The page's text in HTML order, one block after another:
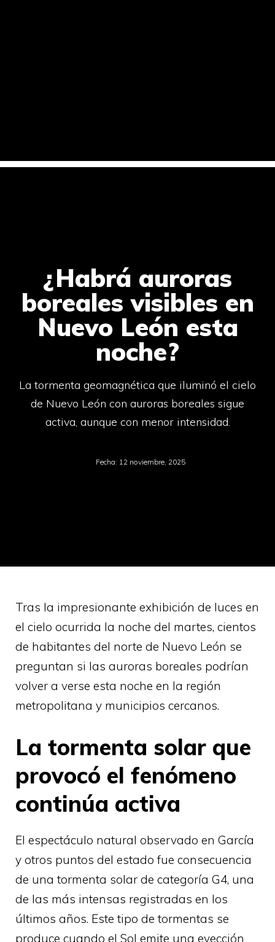
¿Habrá auroras
boreales visibles en
Nuevo León esta
noche?
La tormenta geomagnética que iluminó el cielo
de Nuevo León con auroras boreales sigue
activa, aunque con menor intensidad.
Fecha: 12 noviembre, 2025
Tras la impresionante exhibición de luces en
el cielo ocurrida la noche del martes, cientos
de habitantes del norte de Nuevo León se
preguntan si las auroras boreales podrían
volver a verse esta noche en la región
metropolitana y municipios cercanos.
La tormenta solar que
provocó el fenómeno
continúa activa
El espectáculo natural observado en García
y otros puntos del estado fue consecuencia
de una tormenta solar de categoría G4, una
de las más intensas registradas en los
últimos años. Este tipo de tormentas se
produce cuando el Sol emite una eyección